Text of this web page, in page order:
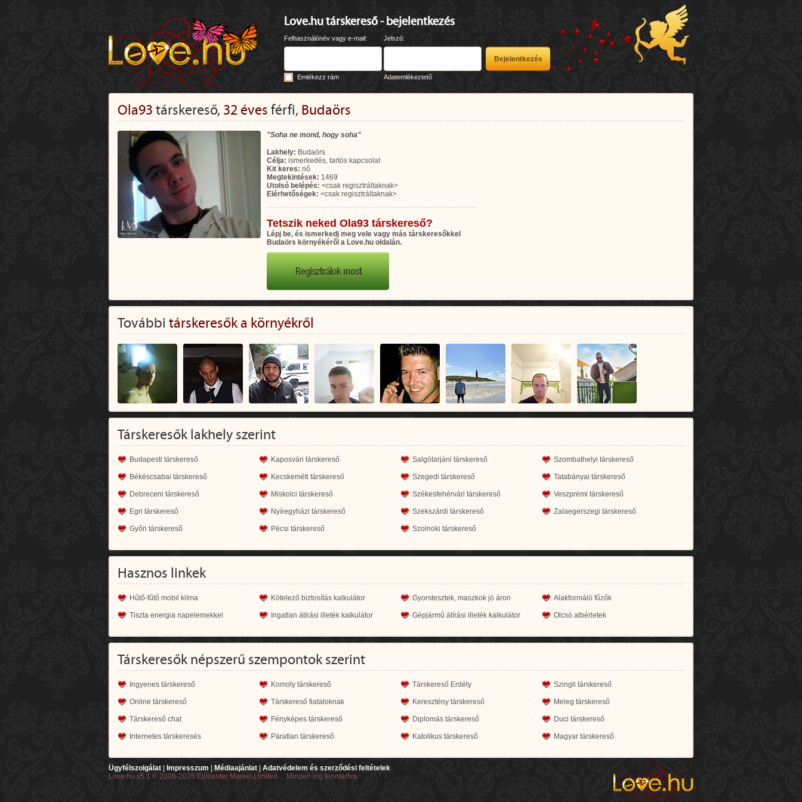
Love.hu társkereső - bejelentkezés
Felhasználónév vagy e-mail: Jelszó:
Emlékezz rám Adatemlékeztető
Ola93 társkereső, 32 éves férfi, Budaörs
"Soha ne mond, hogy soha"
Lakhely: Budaörs
Célja: ismerkedés, tartós kapcsolat
Kit keres: nő
Megtekintések: 1469
Utolsó belépés: <csak regisztráltaknak>
Elérhetőségek: <csak regisztráltaknak>
Tetszik neked Ola93 társkereső?
Lépj be, és ismerkedj meg vele vagy más társkeresőkkel
Budaörs környékéről a Love.hu oldalán.
További társkeresők a környékről
Társkeresők lakhely szerint
Budapesti társkereső Kaposvári társkereső Salgótarjáni társkereső Szombathelyi társkereső
Békéscsabai társkereső Kecskeméti társkereső Szegedi társkereső Tatabányai társkereső
Debreceni társkereső Miskolci társkereső Székesfehérvári társkereső Veszprémi társkereső
Egri társkereső Nyíregyházi társkereső Szekszárdi társkereső Zalaegerszegi társkereső
Győri társkereső Pécsi társkereső Szolnoki társkereső
Hasznos linkek
Hűtő-fűtő mobil klíma Kötelező biztosítás kalkulátor Gyorstesztek, maszkok jó áron Alakformáló fűzők
Tiszta energia napelemekkel Ingatlan átírási illeték kalkulátor Gépjármű átírási illeték kalkulátor Olcsó albérletek
Társkeresők népszerű szempontok szerint
Ingyenes társkereső Komoly társkereső Társkereső Erdély Szingli társkereső
Online társkereső Társkereső fiataloknak Keresztény társkereső Meleg társkereső
Társkereső chat Fényképes társkereső Diplomás társkereső Duci társkereső
Internetes társkeresés Páratlan társkereső Katolikus társkereső Magyar társkereső
Ügyfélszolgálat Impresszum Médiaajánlat
Adatvédelem és szerződési feltételek
Love.hu v5.1 © 2006-2026 Epicenter Market Limited Minden jog fenntartva.